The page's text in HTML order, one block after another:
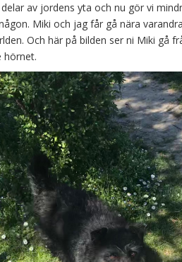
av jordens yta och nu gör vi
Miki och jag får gå nära
Och här på bilden ser ni Miki gå
hörnet.